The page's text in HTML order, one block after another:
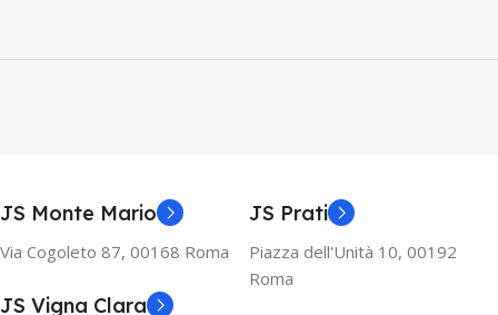
JS Monte Mario
Via Cogoleto 87, 00168 Roma
JS Prati
Piazza dell'Unità 10, 00192
Roma
JS Vigna Clara